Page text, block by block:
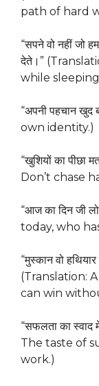
path of hard
“सपने वो नहीं जो
देते।”
while
“अपनी पहचान
own identity.)
“खुशियों का पीछा
Don’t chase
“आज का दिन जी
today, who
“मुस्कान वो
(Translation:
can win
“सफलता का
The taste of
work.)